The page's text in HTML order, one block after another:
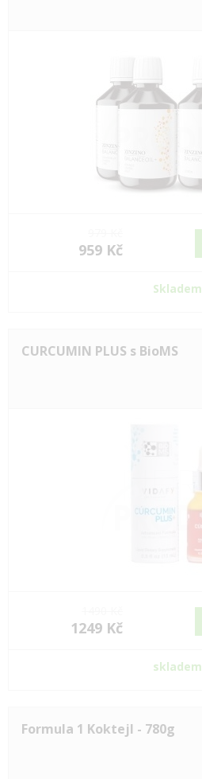
959 Kč
Skladem
CURCUMIN PLUS s BioMS
1249 Kč
skladem
Formula 1 Koktejl - 780g